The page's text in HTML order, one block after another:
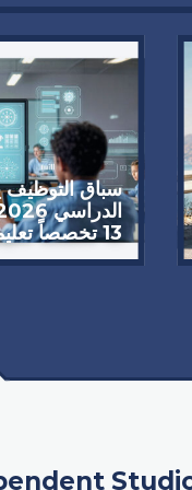
سباق التوظيف
13 تخصصاً تعليمياً بالدولة